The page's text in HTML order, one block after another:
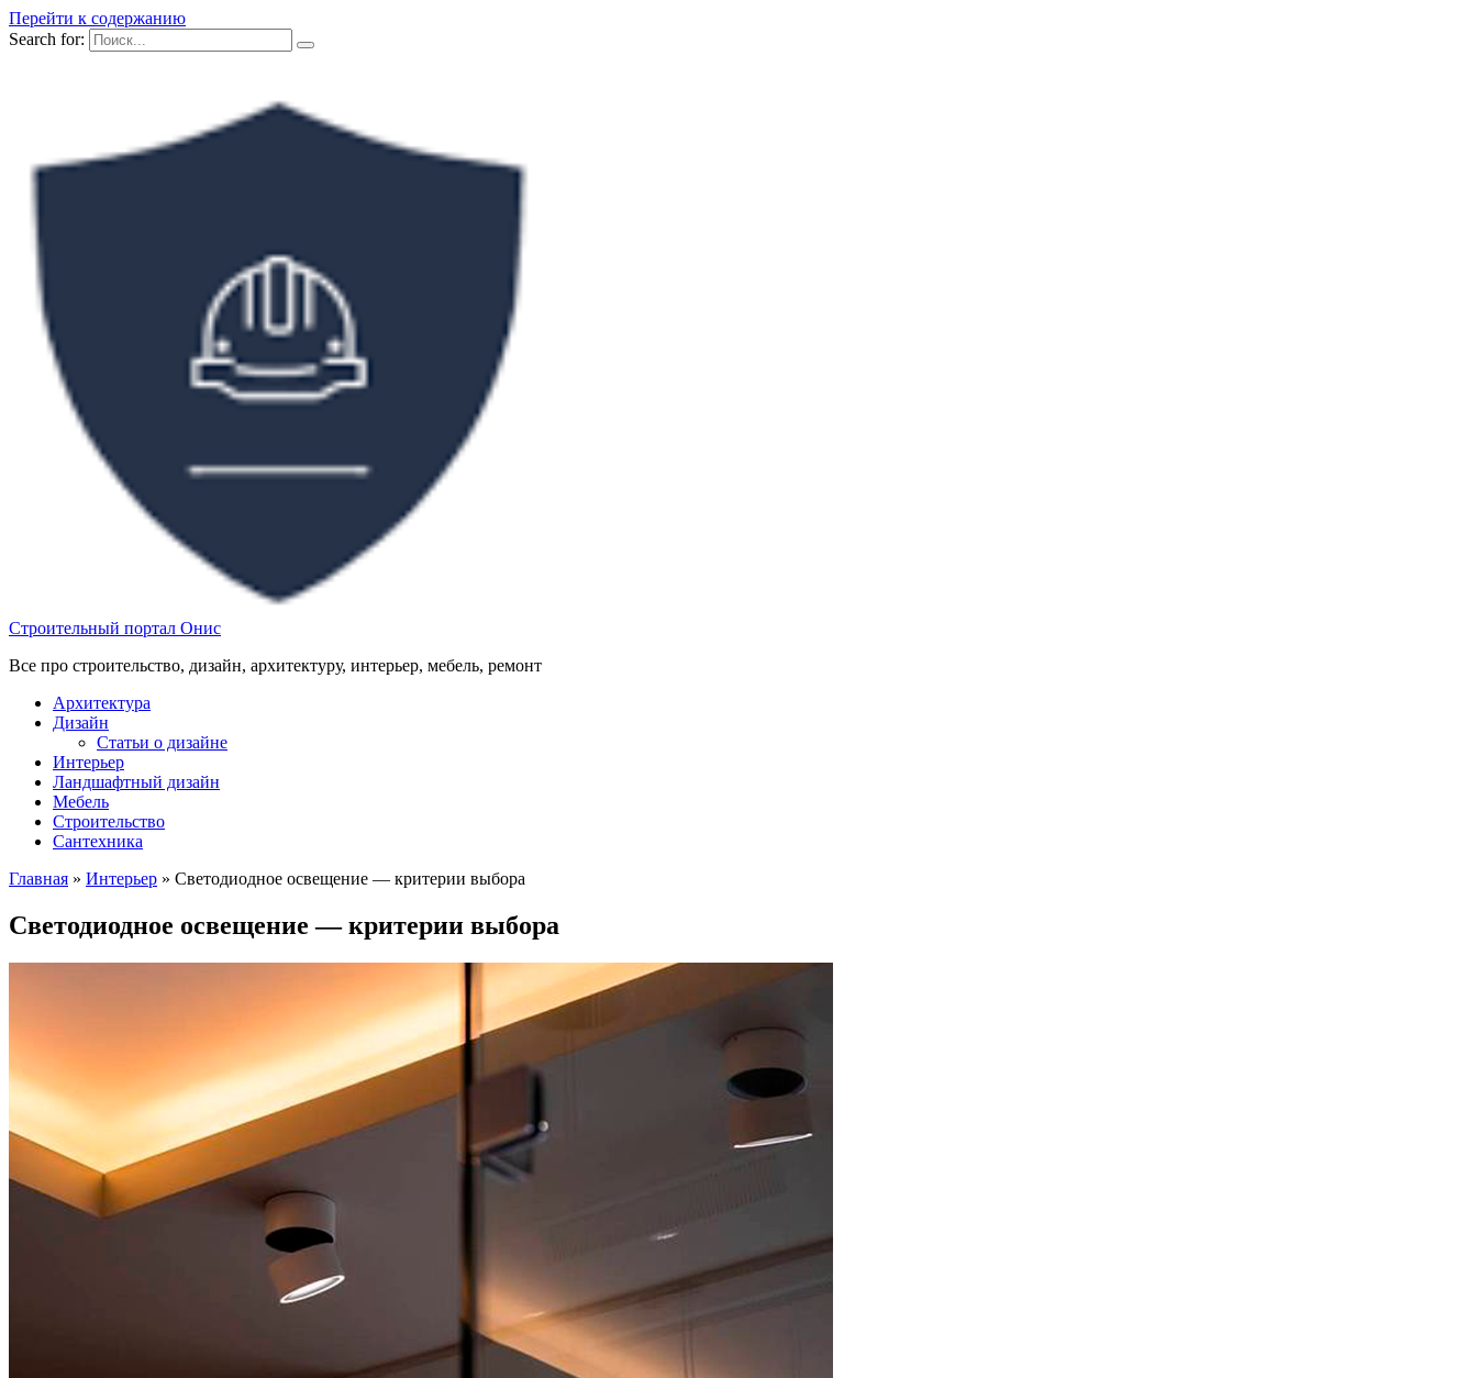
Перейти к содержанию
Search for:
Строительный портал Онис
Все про строительство, дизайн, архитектуру, интерьер, мебель, ремонт
Архитектура
Дизайн
Статьи о дизайне
Интерьер
Ландшафтный дизайн
Мебель
Строительство
Сантехника
Главная » Интерьер » Светодиодное освещение — критерии выбора
Светодиодное освещение — критерии выбора